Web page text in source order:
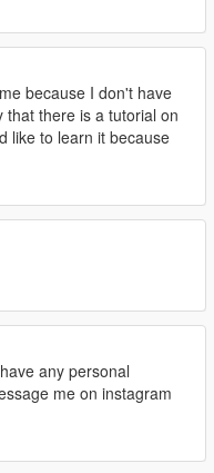
because I don't have
that there is a tutorial on
like to learn it because
any personal
me on instagram